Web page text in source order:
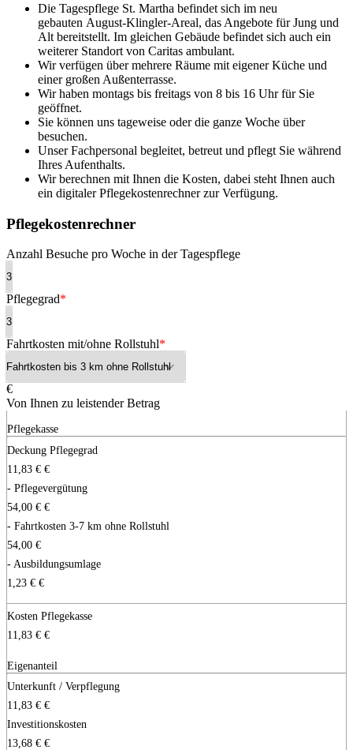
Die Tagespflege St. Martha befindet sich im neu
gebauten Au­gust-Kling­ler-Are­al, das Angebote für Jung und
Alt bereitstellt. Im gleichen Gebäude befindet sich auch ein
weiterer Standort von Caritas ambulant.
Wir verfügen über mehrere Räume mit eigener Küche und
einer großen Außenterrasse.
Wir haben montags bis freitags von 8 bis 16 Uhr für Sie
geöffnet.
Sie können uns tageweise oder die ganze Woche über
besuchen.
Unser Fachpersonal begleitet, betreut und pflegt Sie während
Ihres Aufenthalts.
Wir berechnen mit Ihnen die Kosten, dabei steht Ihnen auch
ein digitaler Pflegekostenrechner zur Verfügung.
Pflegekostenrechner
Anzahl Besuche pro Woche in der Tagespflege
Pflegegrad
Fahrtkosten mit/ohne Rollstuhl
€
Von Ihnen zu leistender Betrag
Pflegekasse
Deckung Pflegegrad
11,83 € €
- Pflegevergütung
54,00 € €
- Fahrtkosten 3-7 km ohne Rollstuhl
54,00 €
- Ausbildungsumlage
1,23 € €
Kosten Pflegekasse
11,83 € €
Eigenanteil
Unterkunft / Verpflegung
11,83 € €
Investitionskosten
13,68 € €